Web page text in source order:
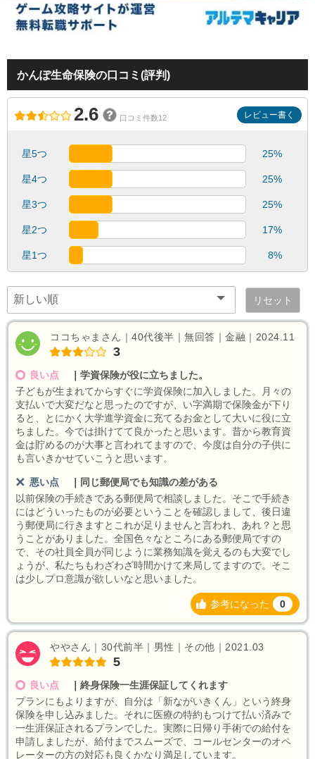
かんぽ生命保険の口コミ(評判)
2.6 口コミ件数12 レビュー書く
星5つ 25%
星4つ 25%
星3つ 25%
星2つ 17%
星1つ 8%
リセット
ココちゃまさん｜40代後半｜無回答｜金融｜2024.11
3
良い点
学資保険が役に立ちました。
子どもが生まれてからすぐに学資保険に加入しました。月々の
支払いで大変だなと思ったのですが、い字満期で保険金が下り
ると、とにかく大学進学資金に充てるお金として大いに役に立
ちました。今では掛けてて良かったと思います。昔から教育資
金は貯めるのが大事と言われてますので、今度は自分の子供に
も言いきかせていこうと思います。
悪い点
同じ郵便局でも知識の差がある
以前保険の手続きである郵便局で相談しました。そこで手続き
にはどういったものが必要ということを確認しまして、後日違
う郵便局に行きますとこれが足りませんと言われ、あれ？と思
うことがありました。全国色々なところにある郵便局ですの
で、その社員全員が同じように業務知識を覚えるのも大変でし
ょうが、私たちもわざわざ時間かけて来局してますので。そこ
は少しプロ意識が欲しいなと思いました。
参考になった 0
ややさん｜30代前半｜男性｜その他｜2021.03
5
良い点
終身保険一生涯保証してくれます
プランにもよりますが、自分は「新ながいきくん」という終身
保険を申し込みました。それに医療の特約もつけて払い済みで
一生涯保証されるプランでした。実際に日帰り手術での給付を
申請しましたが、給付までスムーズで、コールセンターのオペ
レーターの方の対応も良くかなり満足しています。